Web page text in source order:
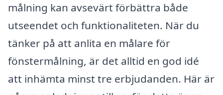
målning kan avsevärt förbättra både
utseendet och funktionaliteten. När du
tänker på att anlita en målare för
fönstermålning, är det alltid en god idé
att inhämta minst tre erbjudanden. Här är